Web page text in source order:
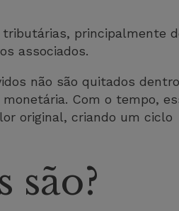
principalmente
associados.
não são quitados
Com o tempo,
original, criando um ciclo
são?